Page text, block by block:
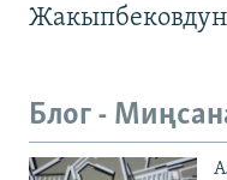
Блог -